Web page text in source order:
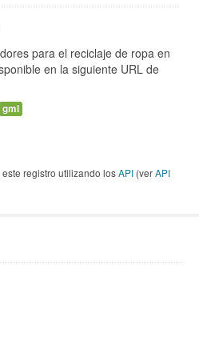
para el reciclaje de ropa en
en la siguiente URL de
gml
registro utilizando losAPI (verAPI